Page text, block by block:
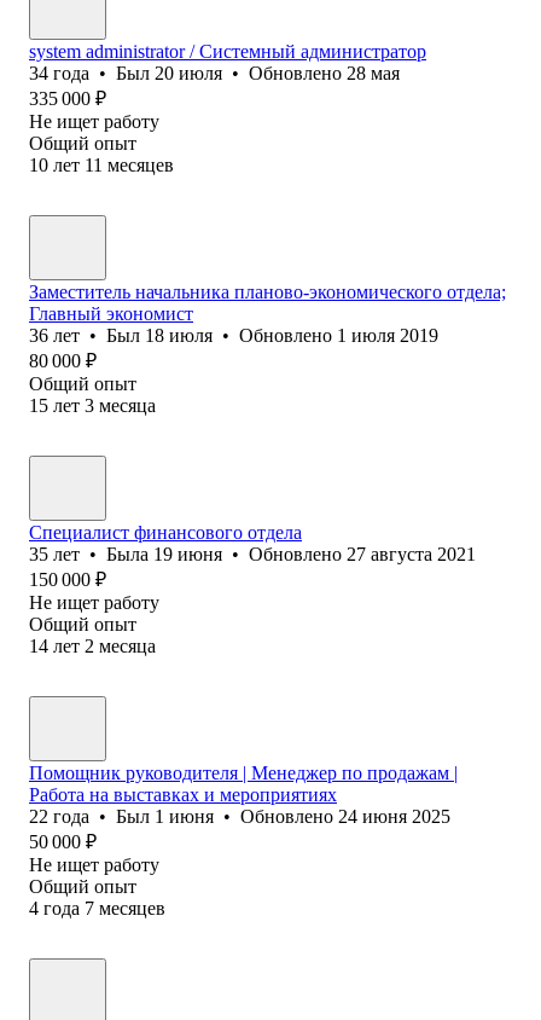
system administrator / Системный администратор
34 года • Был 20 июля • Обновлено 28 мая
335 000 ₽
Не ищет работу
Общий опыт
10 лет 11 месяцев
Заместитель начальника планово-экономического отдела;
Главный экономист
36 лет • Был 18 июля • Обновлено 1 июля 2019
80 000 ₽
Общий опыт
15 лет 3 месяца
Специалист финансового отдела
35 лет • Была 19 июня • Обновлено 27 августа 2021
150 000 ₽
Не ищет работу
Общий опыт
14 лет 2 месяца
Помощник руководителя | Менеджер по продажам |
Работа на выставках и мероприятиях
22 года • Был 1 июня • Обновлено 24 июня 2025
50 000 ₽
Не ищет работу
Общий опыт
4 года 7 месяцев